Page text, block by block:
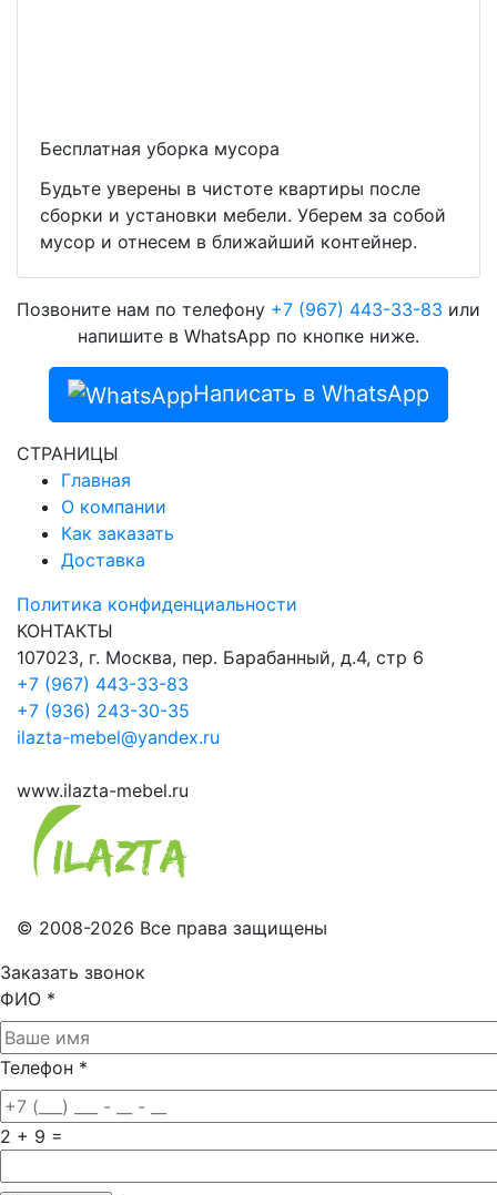
Бесплатная уборка мусора
Будьте уверены в чистоте квартиры после
сборки и установки мебели. Уберем за собой
мусор и отнесем в ближайший контейнер.
Позвоните нам по телефону +7 (967) 443-33-83 или
напишите в WhatsApp по кнопке ниже.
Написать в WhatsApp
СТРАНИЦЫ
Главная
О компании
Как заказать
Доставка
Политика конфиденциальности
КОНТАКТЫ
107023, г. Москва, пер. Барабанный, д.4, стр 6
+7 (967) 443-33-83
+7 (936) 243-30-35
ilazta-mebel@yandex.ru
www.ilazta-mebel.ru
© 2008-2026 Все права защищены
Заказать звонок
ФИО *
Телефон *
2 + 9 =